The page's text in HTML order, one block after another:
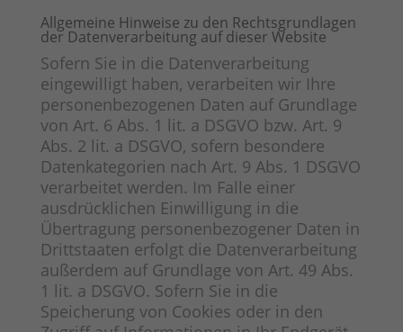
Allgemeine Hinweise zu den Rechtsgrundlagen
der Datenverarbeitung auf dieser Website
Sofern Sie in die Datenverarbeitung
eingewilligt haben, verarbeiten wir Ihre
personenbezogenen Daten auf Grundlage
von Art. 6 Abs. 1 lit. a DSGVO bzw. Art. 9
Abs. 2 lit. a DSGVO, sofern besondere
Datenkategorien nach Art. 9 Abs. 1 DSGVO
verarbeitet werden. Im Falle einer
ausdrücklichen Einwilligung in die
Übertragung personenbezogener Daten in
Drittstaaten erfolgt die Datenverarbeitung
außerdem auf Grundlage von Art. 49 Abs.
1 lit. a DSGVO. Sofern Sie in die
Speicherung von Cookies oder in den